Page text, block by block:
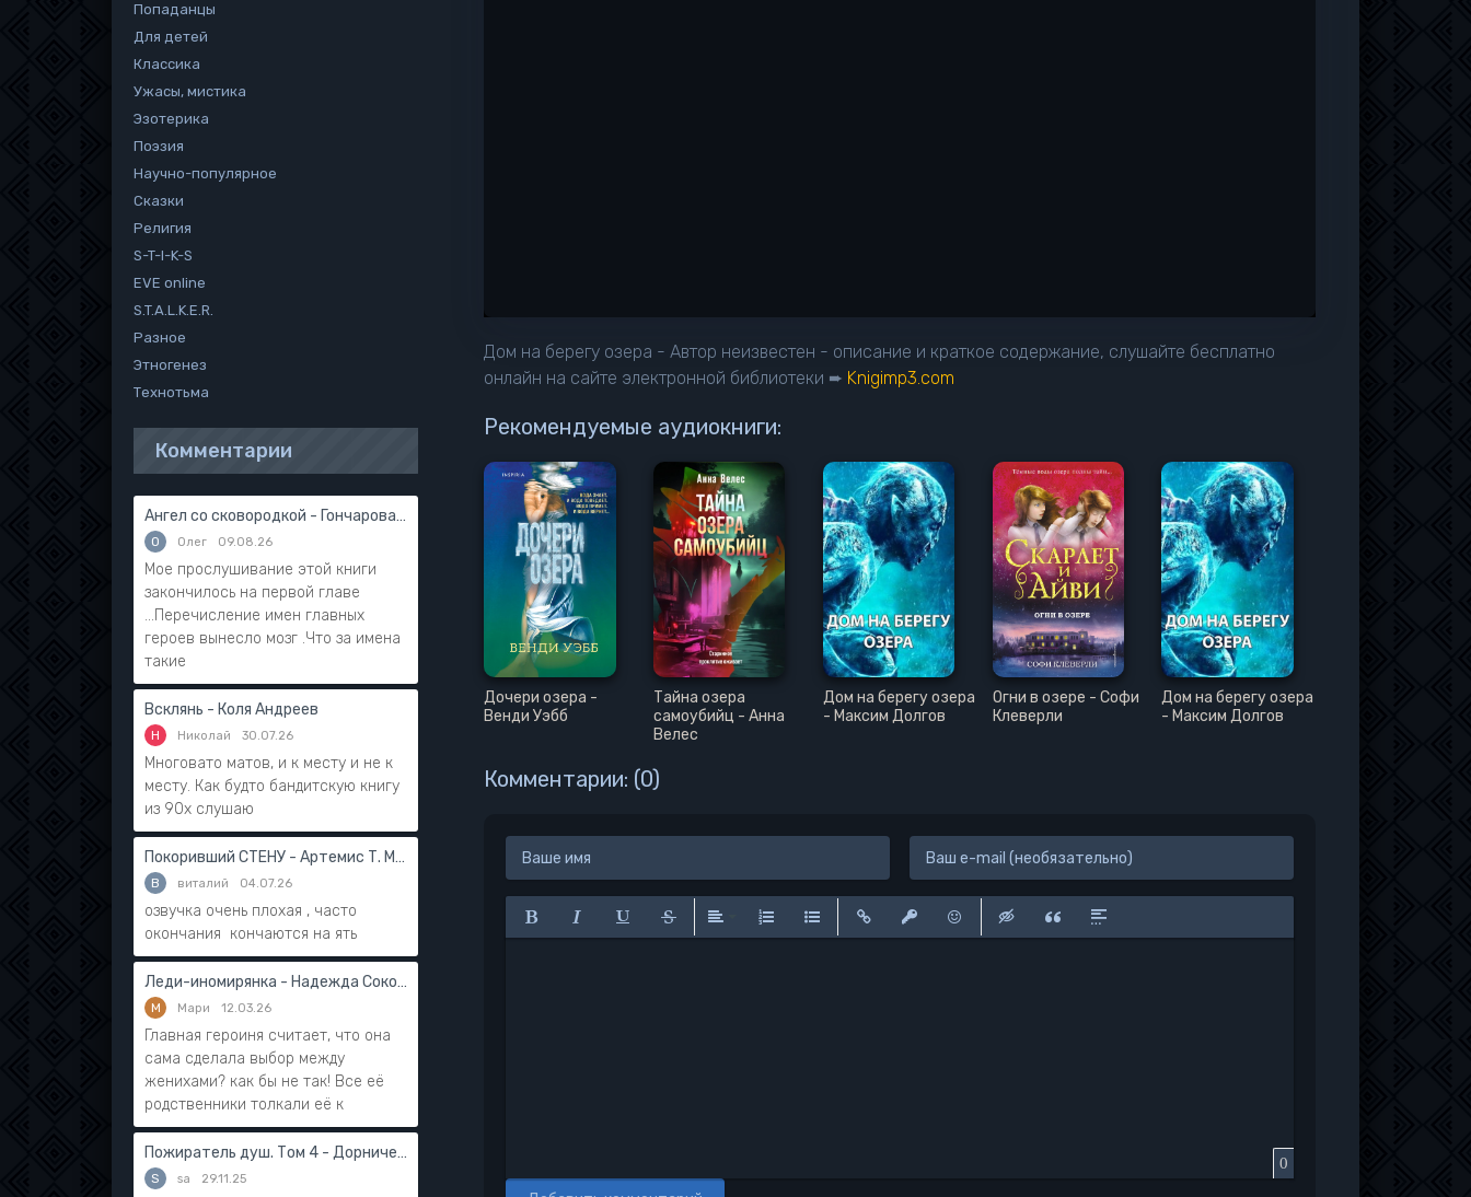
Дом на берегу озера - Автор неизвестен - описание и краткое содержание, слушайте бесплатно
онлайн на сайте электронной библиотеки ➨ Knigimp3.com
Рекомендуемые аудиокниги:
Дочери озера -
Венди Уэбб
Тайна озера
самоубийц - Анна
Велес
Дом на берегу озера
- Максим Долгов
Огни в озере - Софи
Клеверли
Дом на берегу озера
- Максим Долгов
Комментарии: (0)
0
Попаданцы
Для детей
Классика
Ужасы, мистика
Эзотерика
Поэзия
Научно-популярное
Сказки
Религия
S-T-I-K-S
EVE online
S.T.A.L.K.E.R.
Разное
Этногенез
Технотьма
Комментарии
Ангел со сковородкой - Гончарова Галина
О Олег 09.08.26
Мое прослушивание этой книги
закончилось на первой главе
...Перечисление имен главных
героев вынесло мозг .Что за имена
такие
Всклянь - Коля Андреев
Н Николай 30.07.26
Многовато матов, и к месту и не к
месту. Как будто бандитскую книгу
из 90х слушаю
Покоривший СТЕНУ - Артемис Т. Мантикор
В виталий 04.07.26
озвучка очень плохая , часто
окончания кончаются на ять
Леди-иномирянка - Надежда Соколова
М Мари 12.03.26
Главная героиня считает, что она
сама сделала выбор между
женихами? как бы не так! Все её
родственники толкали её к
Пожиратель душ. Том 4 - Дорничев Дмитрий
S sa 29.11.25